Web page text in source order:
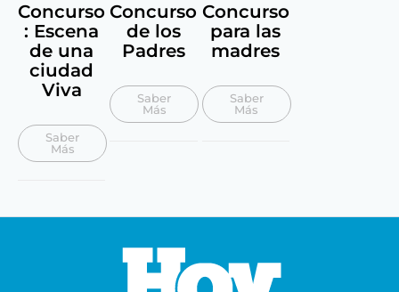
Concurso
: Escena
de una
ciudad
Viva
Saber
Más
Concurso
de los
Padres
Saber
Más
Concurso
para las
madres
Saber
Más